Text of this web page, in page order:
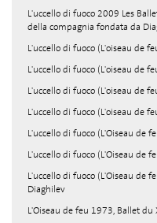
L'uccello di fuoco 2009 Les
della compagnia fondata da
L'uccello di fuoco (L'oiseau de
L'uccello di fuoco (L'oiseau de
L'uccello di fuoco (L'oiseau de
L'uccello di fuoco (L'oiseau de
L'uccello di fuoco (L'Oiseau de
L'uccello di fuoco (L'Oiseau de
L'uccello di fuoco (L'Oiseau de
Diaghilev
L'Oiseau de feu 1973, Ballet du